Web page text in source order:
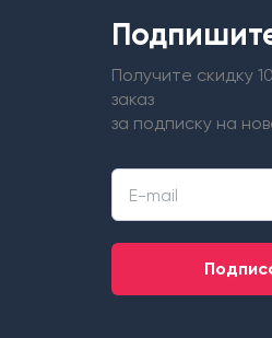
Получите скидку
заказ
за подписку на